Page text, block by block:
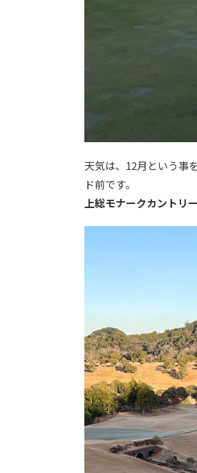
天気は、12月という事
ド前です。
上総モナークカントリ